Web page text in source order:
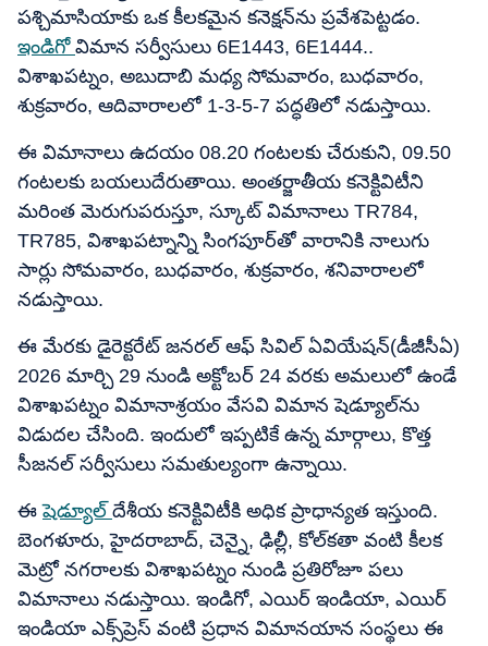
పశ్చిమాసియాకు ఒక కీలకమైన కనెక్షన్‌ను ప్రవేశపెట్టడం.
ఇండిగో విమాన సర్వీసులు 6E1443, 6E1444..
విశాఖపట్నం, అబుదాబి మధ్య సోమవారం, బుధవారం,
శుక్రవారం, ఆదివారాలలో 1-3-5-7 పద్ధతిలో నడుస్తాయి.
ఈ విమానాలు ఉదయం 08.20 గంటలకు చేరుకుని, 09.50
గంటలకు బయలుదేరుతాయి. అంతర్జాతీయ కనెక్టివిటీని
మరింత మెరుగుపరుస్తూ, స్కూట్ విమానాలు TR784,
TR785, విశాఖపట్నాన్ని సింగపూర్‌తో వారానికి నాలుగు
సార్లు సోమవారం, బుధవారం, శుక్రవారం, శనివారాలలో
నడుస్తాయి.
ఈ మేరకు డైరెక్టరేట్ జనరల్ ఆఫ్ సివిల్ ఏవియేషన్(డీజీసీఏ)
2026 మార్చి 29 నుండి అక్టోబర్ 24 వరకు అమలులో ఉండే
విశాఖపట్నం విమానాశ్రయం వేసవి విమాన షెడ్యూల్‌ను
విడుదల చేసింది. ఇందులో ఇప్పటికే ఉన్న మార్గాలు, కొత్త
సీజనల్ సర్వీసులు సమతుల్యంగా ఉన్నాయి.
ఈషెడ్యూల్ దేశీయ కనెక్టివిటీకి అధిక ప్రాధాన్యత ఇస్తుంది.
బెంగళూరు, హైదరాబాద్, చెన్నై, ఢిల్లీ, కోల్‌కతా వంటి కీలక
మెట్రో నగరాలకు విశాఖపట్నం నుండి ప్రతిరోజూ పలు
విమానాలు నడుస్తాయి. ఇండిగో, ఎయిర్ ఇండియా, ఎయిర్
ఇండియా ఎక్స్‌ప్రెస్ వంటి ప్రధాన విమానయాన సంస్థలు ఈ